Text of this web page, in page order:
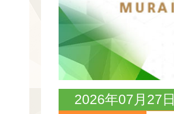
2026年07月27日